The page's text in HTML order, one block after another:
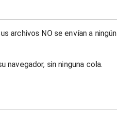
archivos NO se envían a ningún
sin ninguna cola.